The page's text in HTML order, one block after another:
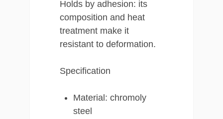
Holds by adhesion: its
composition and heat
treatment make it
resistant to deformation.
Specification
Material: chromoly
steel